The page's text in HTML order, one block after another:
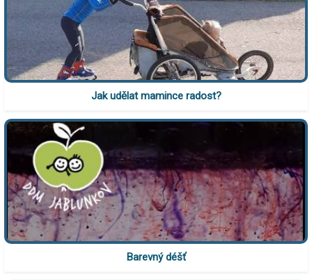
Jak udělat mamince radost?
Barevný déšť